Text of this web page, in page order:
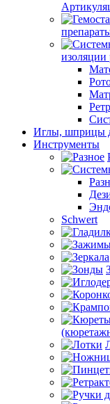
изоляции
Иглы, шприцы
Инструменты
Schwert